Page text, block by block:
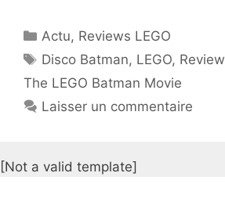
Catégories
Actu, Reviews LEGO
Étiquettes
Disco Batman, LEGO, Review
The LEGO Batman Movie
Laisser un commentaire
[Not a valid template]